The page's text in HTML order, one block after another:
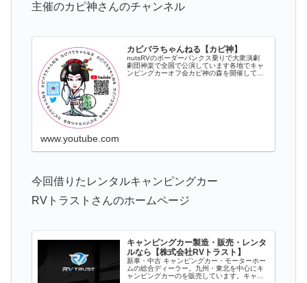
主催のカピ神さんのチャンネル
カピバラちゃんねる【カピ神】
nutsRVのボーダーバンクス乗りで大衆演劇
劇団神楽で全国で公演しています各地でキャ
ンピングカーオフ会カピ神の森を開催してま
www.youtube.com
今回借りたレンタルキャンピングカー
RVトラストさんのホームページ
キャンピングカー製造・販売・レンタ
ルなら【株式会社RVトラスト】
新車・中古 キャンピングカー・モーターホー
ムの総合ディーラー。九州・東北を中心にキ
ャンピングカーのを販売しています。キャン